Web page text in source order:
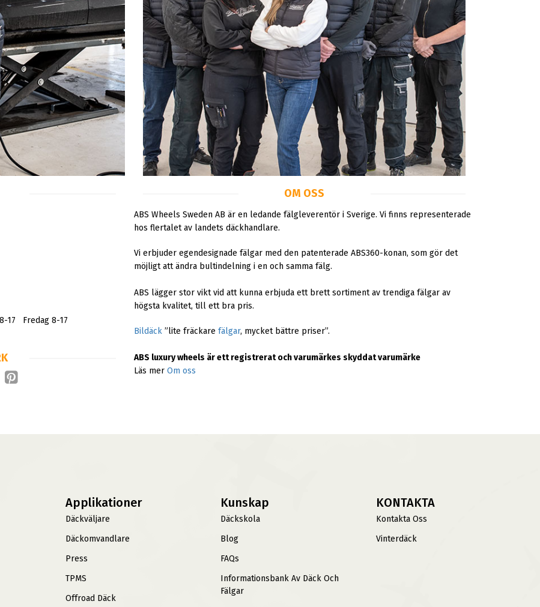
17 Fredag 8-17
OM OSS
ABS Wheels Sweden AB är en ledande fälgleverentör i Sverige. Vi finns representerade
hos flertalet av landets däckhandlare.
Vi erbjuder egendesignade fälgar med den patenterade ABS360-konan, som gör det
möjligt att ändra bultindelning i en och samma fälg.
ABS lägger stor vikt vid att kunna erbjuda ett brett sortiment av trendiga fälgar av
högsta kvalitet, till ett bra pris.
Bildäck”lite fräckare fälgar, mycket bättre priser”.
ABS luxury wheels är ett registrerat och varumärkes skyddat varumärke
Läs mer Om oss
Applikationer
Däckväljare
Däckomvandlare
Press
TPMS
Offroad Däck
Kunskap
Däckskola
Blog
FAQs
Informationsbank Av Däck Och
Fälgar
KONTAKTA
Kontakta Oss
Vinterdäck